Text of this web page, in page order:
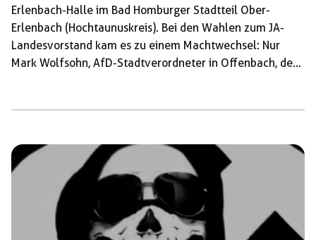
Erlenbach-Halle im Bad Homburger Stadtteil Ober-
Erlenbach (Hochtaunuskreis). Bei den Wahlen zum JA-
Landesvorstand kam es zu einem Machtwechsel: Nur
Mark Wolfsohn, AfD-Stadtverordneter in Offenbach, der
Landesvorstand: Neuer Landessprecher ist Jochen Roos
(Rödermark), sein Stellvertreter Maximilian Müger
(Dreieich), Landesschatzmeister wurde Pascal Schleich
(Homberg/Ohm). Alle drei sitzen für die AfD im
hessischen Landtag. Schleich war noch im letzten Jahr